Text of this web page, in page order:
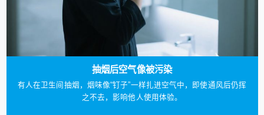
抽烟后空气像被污染
有人在卫生间抽烟，烟味像“钉子”一样扎进空气中，即使通风后仍挥
之不去，影响他人使用体验。